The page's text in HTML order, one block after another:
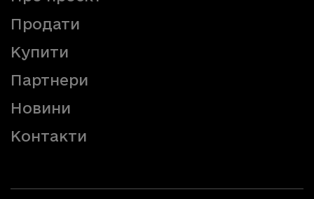
Продати
Купити
Партнери
Новини
Контакти